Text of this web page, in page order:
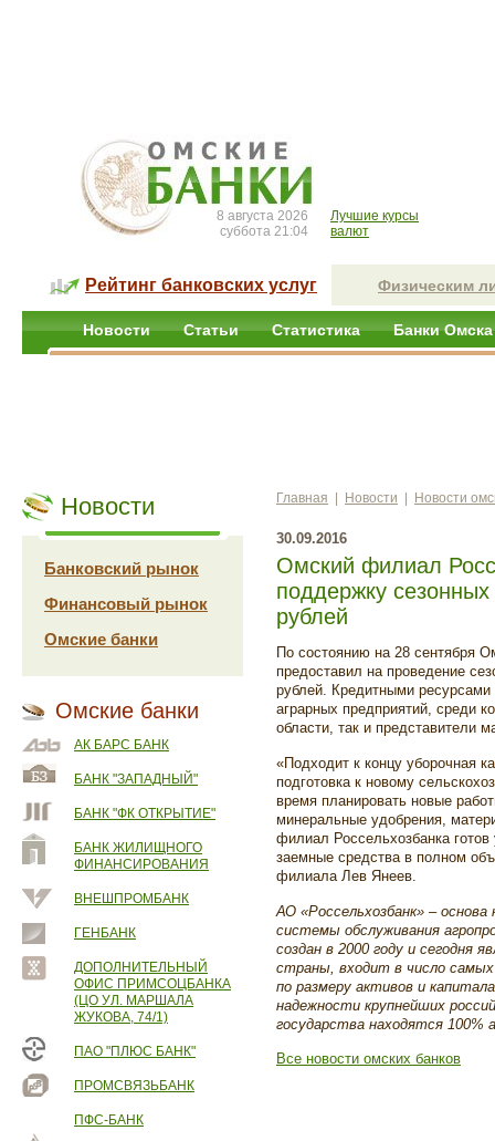
8 августа 2026
суббота 21:04
Лучшие курсы
валют
Рейтинг банковских услуг Физическим
Новости Статьи Статистика Банки Омска
Новости
Банковский рынок
Финансовый рынок
Омские банки
Омские банки
АК БАРС БАНК
БАНК "ЗАПАДНЫЙ"
БАНК "ФК ОТКРЫТИЕ"
БАНК ЖИЛИЩНОГО
ФИНАНСИРОВАНИЯ
ВНЕШПРОМБАНК
ГЕНБАНК
ДОПОЛНИТЕЛЬНЫЙ
ОФИС ПРИМСОЦБАНКА
(ЦО УЛ. МАРШАЛА
ЖУКОВА, 74/1)
ПАО "ПЛЮС БАНК"
ПРОМСВЯЗЬБАНК
ПФС-БАНК
Главная Новости Новости
30.09.2016
Омский филиал
поддержку
рублей
По состоянию на 28 сентября
предоставил на проведение
рублей. Кредитными
аграрных предприятий, среди
области, так и представители
«Подходит к концу уборочная
подготовка к новому
время планировать новые
минеральные удобрения,
филиал Россельхозбанка
заемные средства в полном
филиала Лев Янеев.
АО «Россельхозбанк» –
системы обслуживания
создан в 2000 году и сегодня
страны, входит в число
по размеру активов и
надежности крупнейших
государства находятся 100%
Все новости омских банков